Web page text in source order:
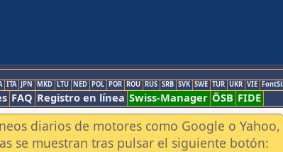
ITA JPN MKD LTU NED POL POR ROU RUS SRB SVK SWE TUR UKR VIE
FAQ Registro en línea Swiss-Manager ÖSB FIDE
diarios de motores como Google o Yahoo,
se muestran tras pulsar el siguiente botón: